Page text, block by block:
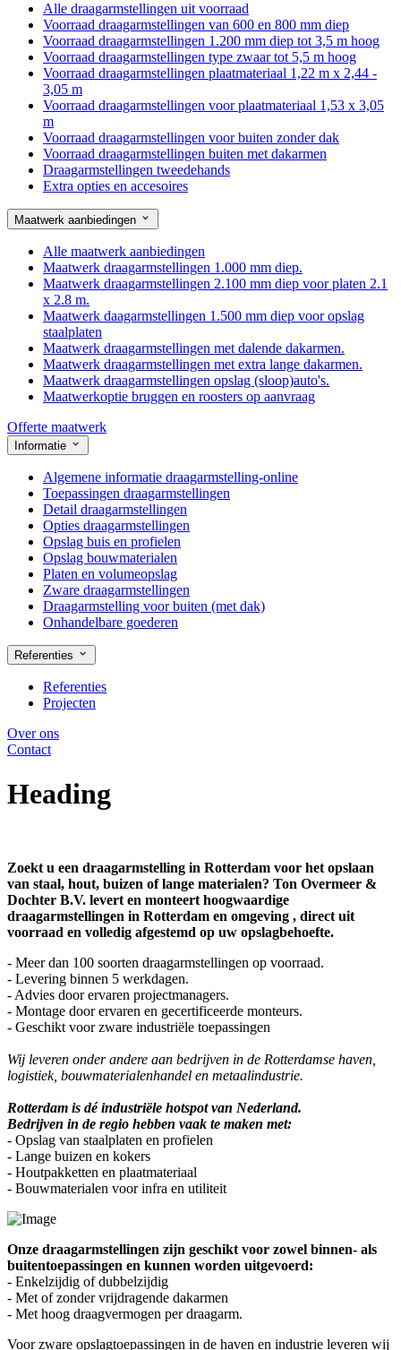
Alle draagarmstellingen uit voorraad
Voorraad draagarmstellingen van 600 en 800 mm diep
Voorraad draagarmstellingen 1.200 mm diep tot 3,5 m hoog
Voorraad draagarmstellingen type zwaar tot 5,5 m hoog
Voorraad draagarmstellingen plaatmateriaal 1,22 m x 2,44 -
3,05 m
Voorraad draagarmstellingen voor plaatmateriaal 1,53 x 3,05
m
Voorraad draagarmstellingen voor buiten zonder dak
Voorraad draagarmstellingen buiten met dakarmen
Draagarmstellingen tweedehands
Extra opties en accesoires
Maatwerk aanbiedingen
Alle maatwerk aanbiedingen
Maatwerk draagarmstellingen 1.000 mm diep.
Maatwerk draagarmstellingen 2.100 mm diep voor platen 2.1
x 2.8 m.
Maatwerk daagarmstellingen 1.500 mm diep voor opslag
staalplaten
Maatwerk draagarmstellingen met dalende dakarmen.
Maatwerk draagarmstellingen met extra lange dakarmen.
Maatwerk draagarmstellingen opslag (sloop)auto's.
Maatwerkoptie bruggen en roosters op aanvraag
Offerte maatwerk
Informatie
Algemene informatie draagarmstelling-online
Toepassingen draagarmstellingen
Detail draagarmstellingen
Opties draagarmstellingen
Opslag buis en profielen
Opslag bouwmaterialen
Platen en volumeopslag
Zware draagarmstellingen
Draagarmstelling voor buiten (met dak)
Onhandelbare goederen
Referenties
Referenties
Projecten
Over ons
Contact
Heading
Zoekt u een draagarmstelling in Rotterdam voor het opslaan
van staal, hout, buizen of lange materialen? Ton Overmeer &
Dochter B.V. levert en monteert hoogwaardige
draagarmstellingen in Rotterdam en omgeving , direct uit
voorraad en volledig afgestemd op uw opslagbehoefte.
- Meer dan 100 soorten draagarmstellingen op voorraad.
- Levering binnen 5 werkdagen.
- Advies door ervaren projectmanagers.
- Montage door ervaren en gecertificeerde monteurs.
- Geschikt voor zware industriële toepassingen
Wij leveren onder andere aan bedrijven in de Rotterdamse haven,
logistiek, bouwmaterialenhandel en metaalindustrie.
Rotterdam is dé industriële hotspot van Nederland.
Bedrijven in de regio hebben vaak te maken met:
- Opslag van staalplaten en profielen
- Lange buizen en kokers
- Houtpakketten en plaatmateriaal
- Bouwmaterialen voor infra en utiliteit
Onze draagarmstellingen zijn geschikt voor zowel binnen- als
buitentoepassingen en kunnen worden uitgevoerd:
- Enkelzijdig of dubbelzijdig
- Met of zonder vrijdragende dakarmen
- Met hoog draagvermogen per draagarm.
Voor zware opslagtoepassingen in de haven en industrie leveren wij